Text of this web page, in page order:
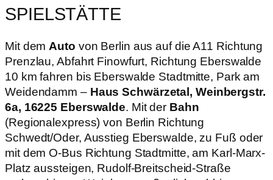
SPIELSTÄTTE
Mit dem Auto von Berlin aus auf die A11 Richtung
Prenzlau, Abfahrt Finowfurt, Richtung Eberswalde
10 km fahren bis Eberswalde Stadtmitte, Park am
Weidendamm – Haus Schwärzetal, Weinbergstr.
6a, 16225 Eberswalde. Mit der Bahn
(Regionalexpress) von Berlin Richtung
Schwedt/Oder, Ausstieg Eberswalde, zu Fuß oder
mit dem O-Bus Richtung Stadtmitte, am Karl-Marx-
Platz aussteigen, Rudolf-Breitscheid-Straße